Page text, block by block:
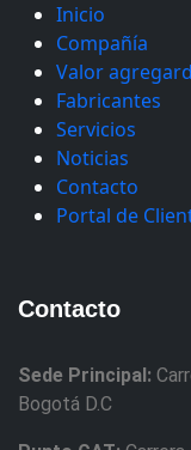
Inicio
Compañía
Valor
Fabricantes
Servicios
Noticias
Contacto
Portal de
Contacto
Sede Principal:
Bogotá D.C